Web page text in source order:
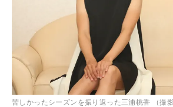
苦しかったシーズンを振り返った三浦桃香 （撮影